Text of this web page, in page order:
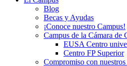
Blog
Becas y Ayudas
¡Conoce nuestro Campus!
Campus de la Cámara de
EUSA Centro
Centro FP Superior
Compromiso con